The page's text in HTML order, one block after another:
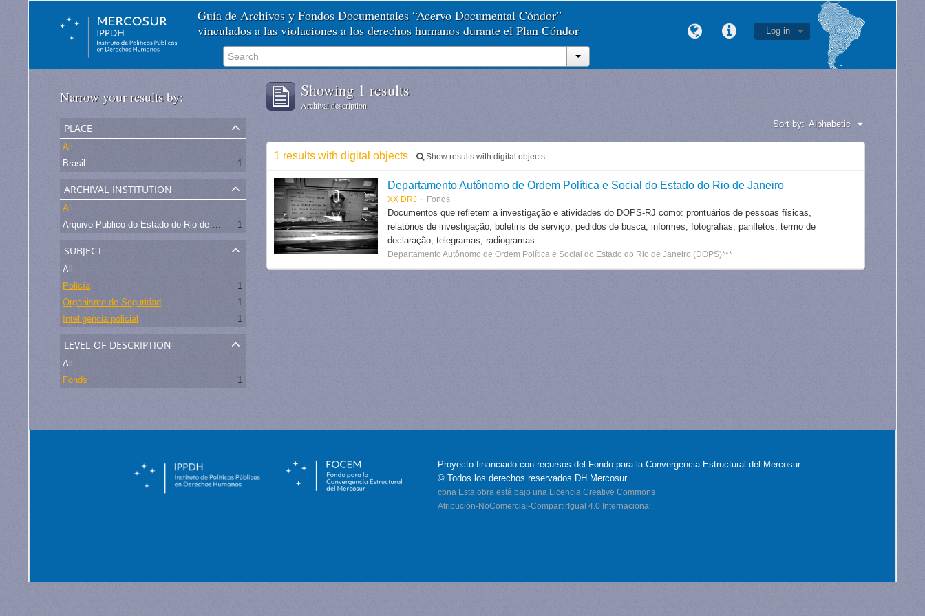
Guía de Archivos y Fondos Documentales “Acervo Documental Cóndor”
vinculados a las violaciones a los derechos humanos durante el Plan Cóndor
Log in
Narrow your results by:
place
All
Brasil
1
archival institution
All
Arquivo Publico do Estado do Rio de Janeiro -
1
subject
All
Policía
1
Organismo de Seguridad
1
Inteligencia policial
1
level of description
All
Fonds
1
Showing 1 results
Archival description
Sort by: Alphabetic
1 results with digital objects Show results with digital objects
Departamento Autônomo de Ordem Política e Social do Estado do Rio de Janeiro
XX DRJ Fonds
Documentos que refletem a investigação e atividades do DOPS-RJ como: prontuários de pessoas físicas,
relatórios de investigação, boletins de serviço, pedidos de busca, informes, fotografias, panfletos, termo de
declaração, telegramas, radiogramas ...
Departamento Autônomo de Ordem Política e Social do Estado do Rio de Janeiro (DOPS)***
Proyecto financiado con recursos del Fondo para la Convergencia Estructural del Mercosur
© Todos los derechos reservados DH Mercosur
cbna Esta obra está bajo una Licencia Creative Commons
Atribución-NoComercial-CompartirIgual 4.0 Internacional.